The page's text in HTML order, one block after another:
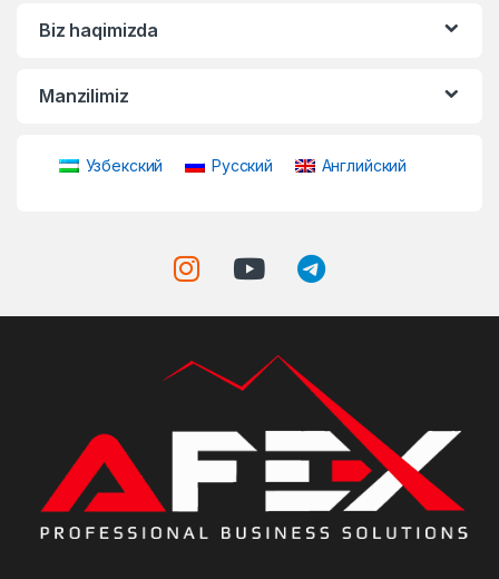
Biz haqimizda
Manzilimiz
Узбекский Русский Английский